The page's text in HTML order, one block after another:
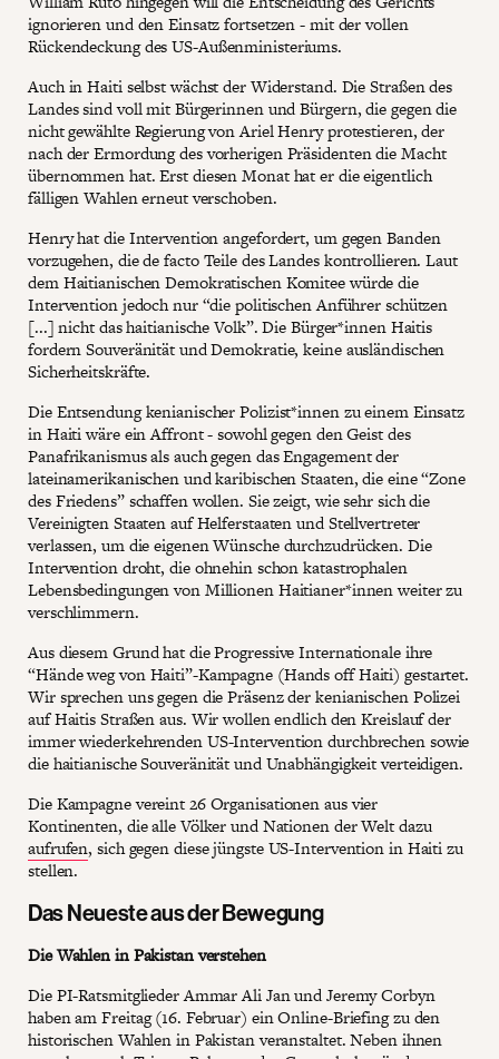
ignorieren und den Einsatz fortsetzen - mit der vollen
Rückendeckung des US-Außenministeriums.
Auch in Haiti selbst wächst der Widerstand. Die Straßen des
Landes sind voll mit Bürgerinnen und Bürgern, die gegen die
nicht gewählte Regierung von Ariel Henry protestieren, der
nach der Ermordung des vorherigen Präsidenten die Macht
übernommen hat. Erst diesen Monat hat er die eigentlich
fälligen Wahlen erneut verschoben.
Henry hat die Intervention angefordert, um gegen Banden
vorzugehen, die de facto Teile des Landes kontrollieren. Laut
dem Haitianischen Demokratischen Komitee würde die
Intervention jedoch nur “die politischen Anführer schützen
[...] nicht das haitianische Volk”. Die Bürger*innen Haitis
fordern Souveränität und Demokratie, keine ausländischen
Sicherheitskräfte.
Die Entsendung kenianischer Polizist*innen zu einem Einsatz
in Haiti wäre ein Affront - sowohl gegen den Geist des
Panafrikanismus als auch gegen das Engagement der
lateinamerikanischen und karibischen Staaten, die eine “Zone
des Friedens” schaffen wollen. Sie zeigt, wie sehr sich die
Vereinigten Staaten auf Helferstaaten und Stellvertreter
verlassen, um die eigenen Wünsche durchzudrücken. Die
Intervention droht, die ohnehin schon katastrophalen
Lebensbedingungen von Millionen Haitianer*innen weiter zu
verschlimmern.
Aus diesem Grund hat die Progressive Internationale ihre
“Hände weg von Haiti”-Kampagne (Hands off Haiti) gestartet.
Wir sprechen uns gegen die Präsenz der kenianischen Polizei
auf Haitis Straßen aus. Wir wollen endlich den Kreislauf der
immer wiederkehrenden US-Intervention durchbrechen sowie
die haitianische Souveränität und Unabhängigkeit verteidigen.
Die Kampagne vereint 26 Organisationen aus vier
Kontinenten, die alle Völker und Nationen der Welt dazu
aufrufen, sich gegen diese jüngste US-Intervention in Haiti zu
stellen.
Das Neueste aus der Bewegung
Die Wahlen in Pakistan verstehen
Die PI-Ratsmitglieder Ammar Ali Jan und Jeremy Corbyn
haben am Freitag (16. Februar) ein Online-Briefing zu den
historischen Wahlen in Pakistan veranstaltet. Neben ihnen